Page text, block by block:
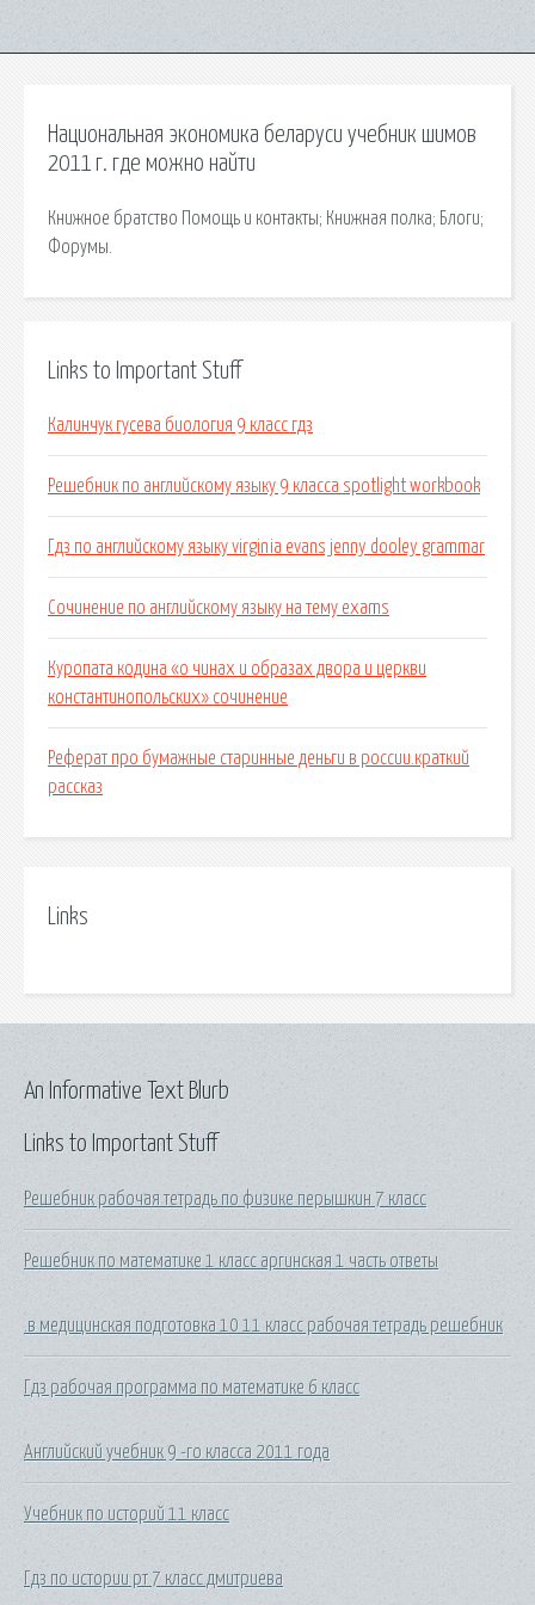
Национальная экономика беларуси учебник шимов
2011 г. где можно найти
Книжное братство Помощь и контакты; Книжная полка; Блоги;
Форумы.
Links to Important Stuff
Калинчук гусева биология 9 класс гдз
Решебник по английскому языку 9 класса spotlight workbook
Гдз по английскому языку virginia evans jenny dooley grammar
Сочинение по английскому языку на тему exams
Куропата кодина «о чинах и образах двора и церкви
константинопольских» сочинение
Реферат про бумажные старинные деньги в россии.краткий
рассказ
Links
Links to Important Stuff
Решебник рабочая тетрадь по физике перышкин 7 класс
Решебник по математике 1 класс аргинская 1 часть ответы
.в медицинская подготовка 10 11 класс рабочая тетрадь решебник
Гдз рабочая программа по математике 6 класс
Английский учебник 9 -го класса 2011 года
Учебник по историй 11 класс
Гдз по истории рт 7 класс дмитриева
An Informative Text Blurb